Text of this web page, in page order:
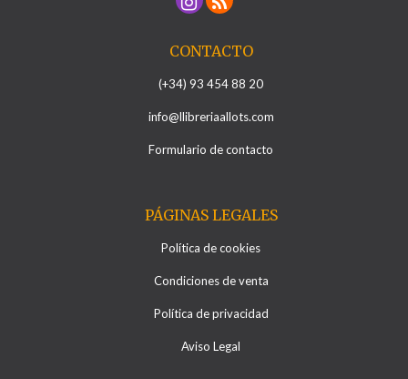
CONTACTO
(+34) 93 454 88 20
info@llibreriaallots.com
Formulario de contacto
PÁGINAS LEGALES
Política de cookies
Condiciones de venta
Política de privacidad
Aviso Legal